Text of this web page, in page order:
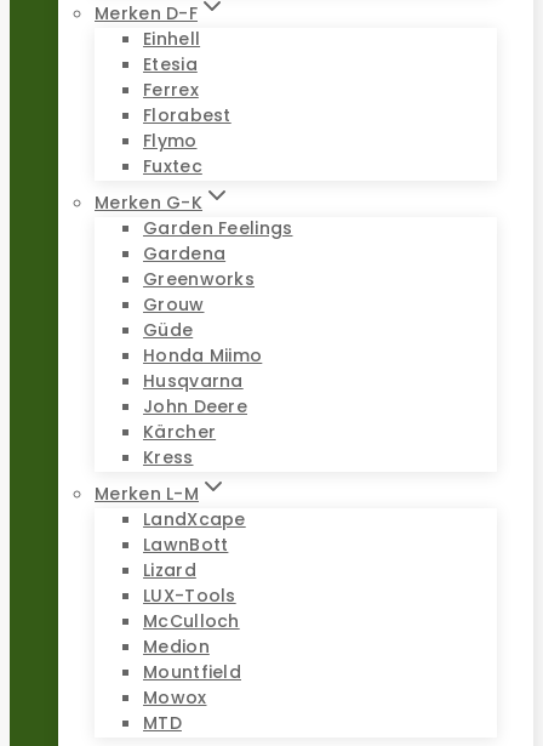
Merken D-F
Einhell
Etesia
Ferrex
Florabest
Flymo
Fuxtec
Merken G-K
Garden Feelings
Gardena
Greenworks
Grouw
Güde
Honda Miimo
Husqvarna
John Deere
Kärcher
Kress
Merken L-M
LandXcape
LawnBott
Lizard
LUX-Tools
McCulloch
Medion
Mountfield
Mowox
MTD